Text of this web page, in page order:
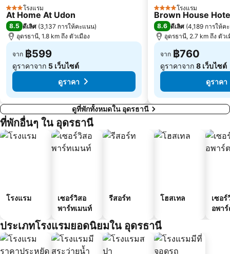
3 ดาวโรงแรม
At Home At Udon
8.5 ดีเลิศ (3,137 การให้คะแนน)
อุดรธานี, 1.8 km ถึง ตัวเมือง
จาก ฿599
ดูราคาจาก 5 เว็บไซต์
ดูราคา
4 ดาว โรงแรม
Brown House
8.6 ดีเลิศ (4,189 การให้ค
อุดรธานี, 2.7 km ถึง ตัวเ
จาก ฿760
ดูราคาจาก 8 เว็บไซต์
ดูราคา
ดูที่พักทั้งหมดใน อุดรธานี
ที่พักอื่นๆ ใน อุดรธานี
โรงแรม
เซอร์วิสอ
พาร์ทเมนท์
รีสอร์ท โฮสเทล
เซอร์
อพา
ประเภทโรงแรมยอดนิยมใน อุดรธานี